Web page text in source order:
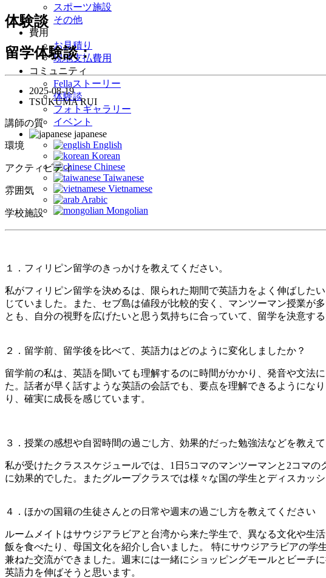
スポーツ施設
その他
費用
お見積り
現地支払費用
コミュニティ
Fellaストーリー
体験談
フォトギャラリー
イベント
japanese
English
Korean
Chinese
Taiwanese
Vietnamese
Arabic
Mongolian
体験談
留学体験談：
2025-08-19
TSUKUMA RUI
講師の質
環境
アクティビティ
雰囲気
学校施設
１．フィリピン留学のきっかけを教えてください。
私がフィリピン留学を決めるは、限られた期間で英語力をよく伸ばした
じていました。また、セブ島は値段が比較的安く、マンツーマン授業が
とも、自分の視野を広げたいと思う気持ちに合っていて、留学を決意す
２．留学前、留学後を比べて、英語力はどのように変化しましたか？
留学前の私は、英語を聞いても理解するのに時間がかかり、発音や文法
た。話者が早く話すような英語の会話でも、要点を理解できるようにな
り、確実に成長を感じています。
３．授業の感想や自習時間の過ごし方、効果的だった勉強法などを教えて
私が受けたクラススケジュールでは、1日5コマのマンツーマンと2コマ
に効果的でした。またグループクラスでは様々な国の学生とディスカッ
４．ほかの国籍の生徒さんとの日常や週末の過ごし方を教えてください
ルームメイトはサウジアラビアと台湾から来た学生で、異なる文化や生
飯を食べたり、母国文化を紹介し合いました。 特にサウジアラビアの
兼ねた交流ができました。週末には一緒にショッピングモールとビーチ
英語力を伸ばそうと思います。